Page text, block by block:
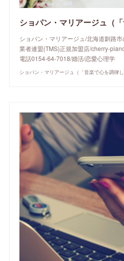
ショパン・マリアージュ/北海道釧路
業者連盟(TMS)正規加盟店/cherry-
電話0154-64-7018/婚活/恋愛心理学